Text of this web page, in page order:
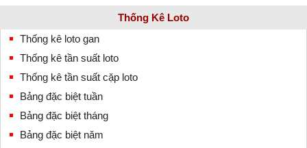
Thống Kê Loto
Thống kê loto gan
Thống kê tần suất loto
Thống kê tần suất cặp loto
Bảng đặc biệt tuần
Bảng đặc biệt tháng
Bảng đặc biệt năm